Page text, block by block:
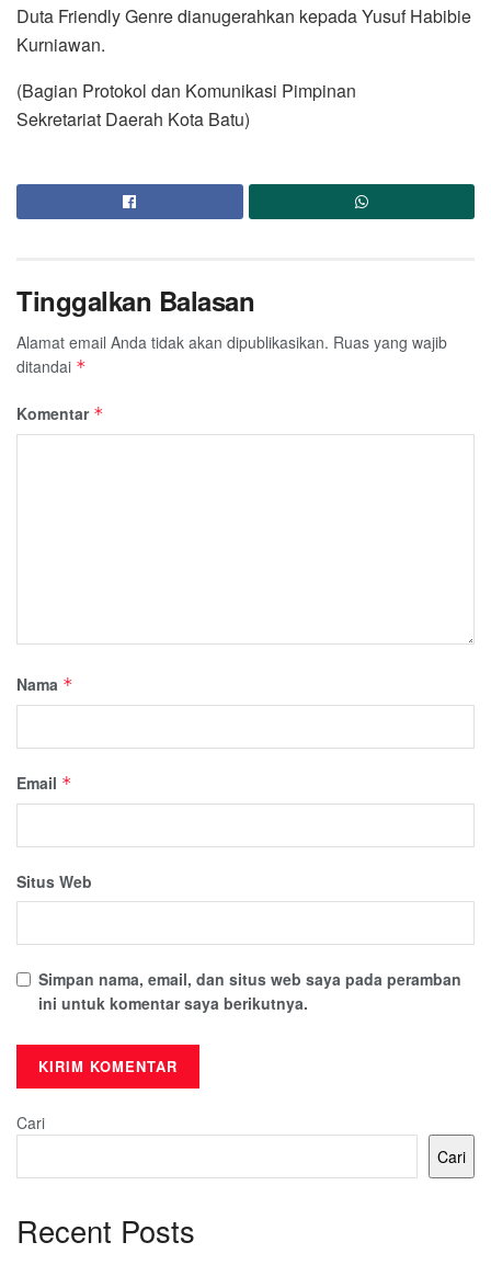
Duta Friendly Genre dianugerahkan kepada Yusuf Habibie
Kurniawan.
(Bagian Protokol dan Komunikasi Pimpinan
Sekretariat Daerah Kota Batu)
Tinggalkan Balasan
Alamat email Anda tidak akan dipublikasikan. Ruas yang wajib
ditandai *
Komentar *
Nama *
Email *
Situs Web
Simpan nama, email, dan situs web saya pada peramban
ini untuk komentar saya berikutnya.
Cari
Cari
Recent Posts